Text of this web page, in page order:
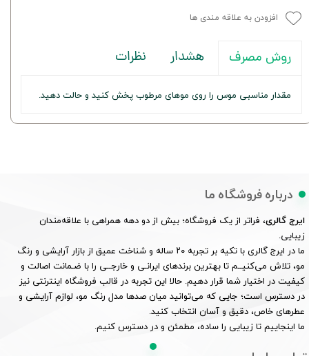
افزودن به علاقه مندی ها
روش مصرف هشدار نظرات
مقدار مناسبی موس را روی موهای مرطوب پخش کنید و حالت دهید.
درباره فروشگاه ما
ایرج گالری، فراتر از یک فروشگاه؛ بیش از دو دهه همراهی با علاقه‌مندان
زیبایی.
ما در ایرج گالری با تکیه بر تجربه ۲۰ ساله و شناخت عمیق از بازار آرایشی و رنگ
مو، تلاش می‌کنیــم تا بهترین برندهای ایرانـی و خارجــی را با ضـمانت اصالت و
کیفیت در اختیار شما قرار دهیم. حالا این تجربه در قالب فروشگاه اینترنتی نیز
در دسترس است؛ جایی که می‌توانید میان صدها مدل رنگ مو، لوازم آرایشی و
عطرهای خاص، دقیق و آسان انتخاب کنید.
ما اینجاییم تا زیبایی را ساده، مطمئن و در دسترس کنیم.